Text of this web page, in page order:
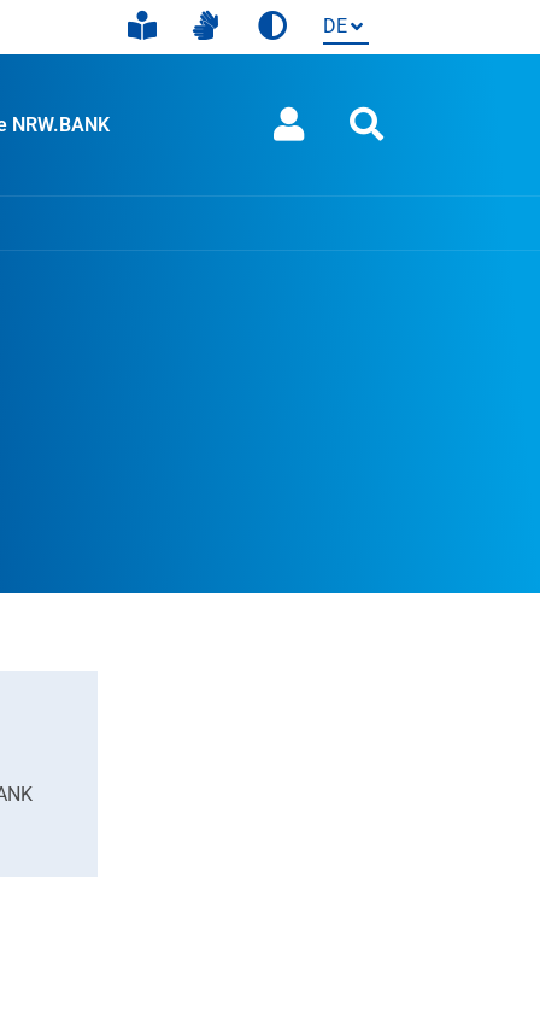
NRW.BANK